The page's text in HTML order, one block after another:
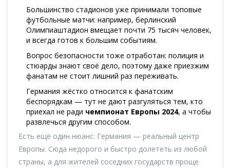
Большинство стадионов уже принимали топовые
футбольные матчи: например, берлинский
Олимпиаштадион вмещает почти 75 тысяч человек,
и всегда готов к большим событиям.
Вопрос безопасности тоже отработан: полиция и
стюарды знают своё дело, поэтому даже приезжим
фанатам не стоит лишний раз переживать.
Германия жёстко относится к фанатским
беспорядкам — тут не дают разгуляться тем, кто
приехал не ради чемпионат Европы 2024, а чтобы
развлечься другим способом.
Есть ещё один нюанс: Германия — реальный центр
Европы. Сюда недорого и быстро долететь из любой
страны, а для жителей соседних государств проще